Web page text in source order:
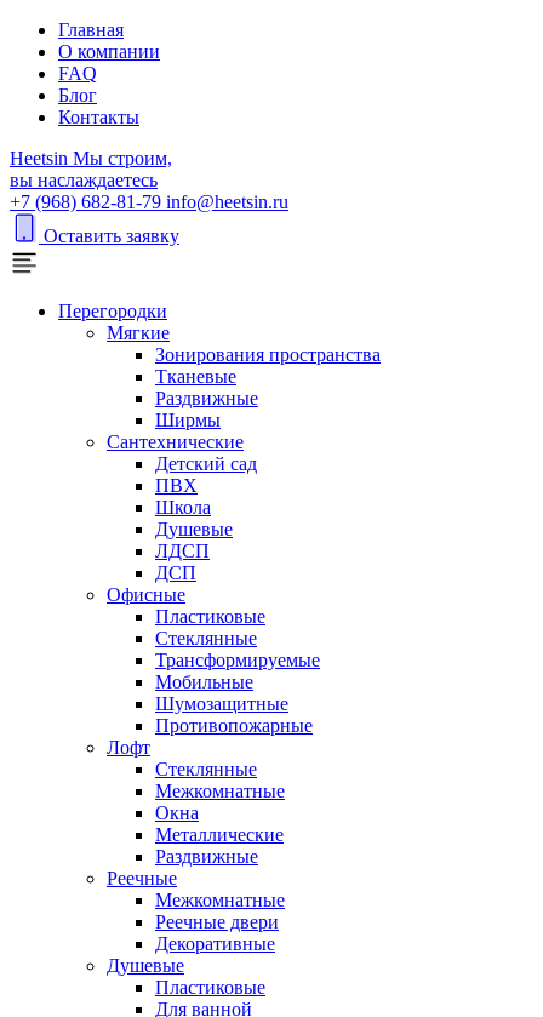
Главная
О компании
FAQ
Блог
Контакты
Heetsin Мы строим,
вы наслаждаетесь
+7 (968) 682-81-79 info@heetsin.ru
Оставить заявку
Перегородки
Мягкие
Зонирования пространства
Тканевые
Раздвижные
Ширмы
Сантехнические
Детский сад
ПВХ
Школа
Душевые
ЛДСП
ДСП
Офисные
Пластиковые
Стеклянные
Трансформируемые
Мобильные
Шумозащитные
Противопожарные
Лофт
Стеклянные
Межкомнатные
Окна
Металлические
Раздвижные
Реечные
Межкомнатные
Реечные двери
Декоративные
Душевые
Пластиковые
Для ванной